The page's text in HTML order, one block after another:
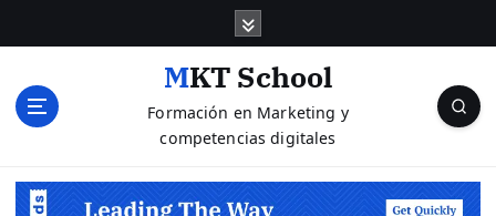
MKT School
Formación en Marketing y
competencias digitales